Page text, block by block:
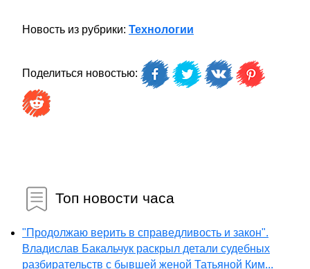
Новость из рубрики: Технологии
Поделиться новостью:
Топ новости часа
"Продолжаю верить в справедливость и закон".
Владислав Бакальчук раскрыл детали судебных
разбирательств с бывшей женой Татьяной Ким...